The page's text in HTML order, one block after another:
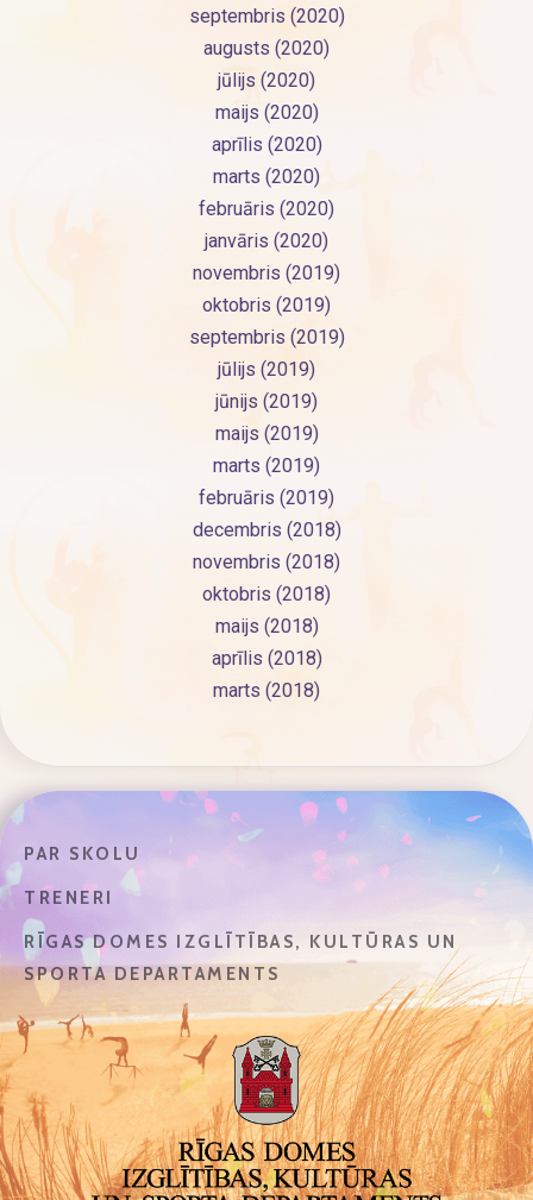
septembris (2020)
augusts (2020)
jūlijs (2020)
maijs (2020)
aprīlis (2020)
marts (2020)
februāris (2020)
janvāris (2020)
novembris (2019)
oktobris (2019)
septembris (2019)
jūlijs (2019)
jūnijs (2019)
maijs (2019)
marts (2019)
februāris (2019)
decembris (2018)
novembris (2018)
oktobris (2018)
maijs (2018)
aprīlis (2018)
marts (2018)
PAR SKOLU
TRENERI
RĪGAS DOMES IZGLĪTĪBAS, KULTŪRAS UN
SPORTA DEPARTAMENTS